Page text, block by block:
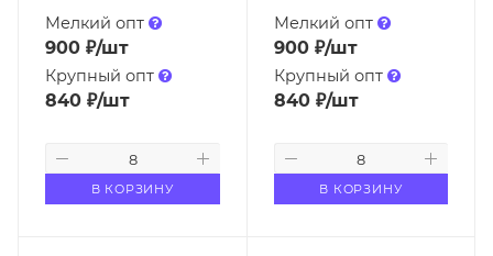
Мелкий опт
900 ₽/шт
Крупный опт
840 ₽/шт
В КОРЗИНУ
Мелкий опт
900₽/шт
Крупный опт
840₽/шт
В КОРЗИНУ